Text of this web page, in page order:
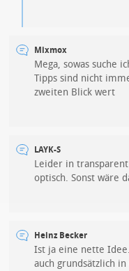
Mixmox
Mega, sowas suche
Tipps sind nicht
zweiten Blick wert
LAYK-S
Leider in
optisch. Sonst wäre
Heinz Becker
Ist ja eine nette
auch grundsätzlich